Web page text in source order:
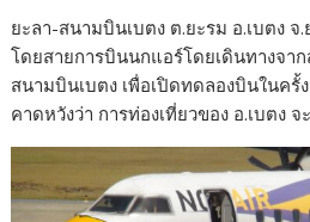
ยะลา-สนามบินเบตง ต.ยะรม อ.เบตง
โดยสายการบินนกแอร์โดยเดินทางจา
สนามบินเบตง เพื่อเปิดทดลองบินในครั้
คาดหวังว่า การท่องเที่ยวของ อ.เบตง